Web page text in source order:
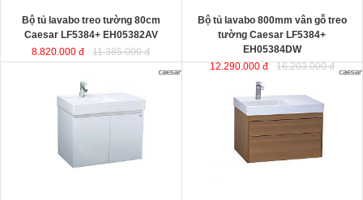
Bộ tủ lavabo treo tường 80cm
Caesar LF5384+ EH05382AV
8.820.000 đ
11.385.000 đ
Bộ tủ lavabo 800mm vân gỗ treo
tường Caesar LF5384+
EH05384DW
12.290.000 đ
16.203.000 đ
Bộ tủ lavabo treo tường màu trắng
Caesar LF5382- EH05382AV
thiết kế đầy cảm hứng và sáng tạo
theo phong cách tối giản hiện đại.
: 500x800x100 mm.
Caesar LF5382-
EH05382DWV đ
ược thiết kế đầy
cảm hứng và sáng tạo theo phong
cách tối giản hiện đại. Thể hiện chất
lượng thẩm mỹ của không gian